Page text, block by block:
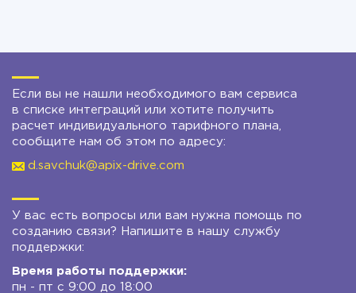
Если вы не нашли необходимого вам сервиса
в списке интеграций или хотите получить
расчет индивидуального тарифного плана,
сообщите нам об этом по адресу:
d.savchuk@apix-drive.com
У вас есть вопросы или вам нужна помощь по
созданию связи? Напишите в нашу службу
поддержки:
Время работы поддержки:
пн - пт с 9:00 до 18:00